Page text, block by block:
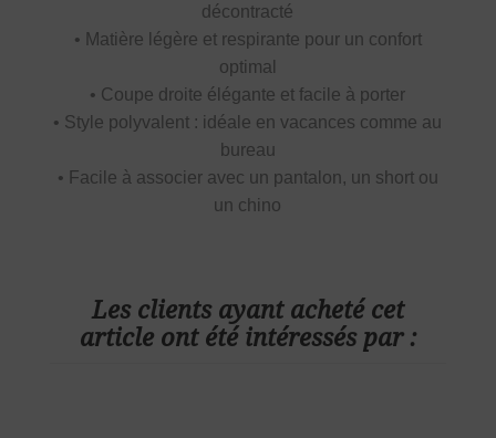
décontracté
• Matière légère et respirante pour un confort
optimal
• Coupe droite élégante et facile à porter
• Style polyvalent : idéale en vacances comme au
bureau
• Facile à associer avec un pantalon, un short ou
un chino
Les clients ayant acheté cet
article ont été intéressés par :